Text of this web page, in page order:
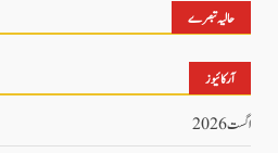
حالیہ تبصرے
آرکائیوز
اگست 2026